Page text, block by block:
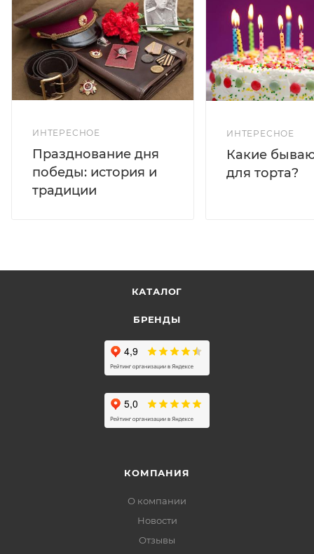
ИНТЕРЕСНОЕ
Празднование дня
победы: история и
традиции
ИНТЕРЕСНОЕ
Какие
для торта?
КАТАЛОГ
БРЕНДЫ
КОМПАНИЯ
О компании
Новости
Отзывы